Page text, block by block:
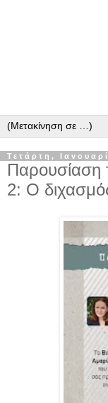
Τετάρτη,
Παρουσίαση
2: Ο